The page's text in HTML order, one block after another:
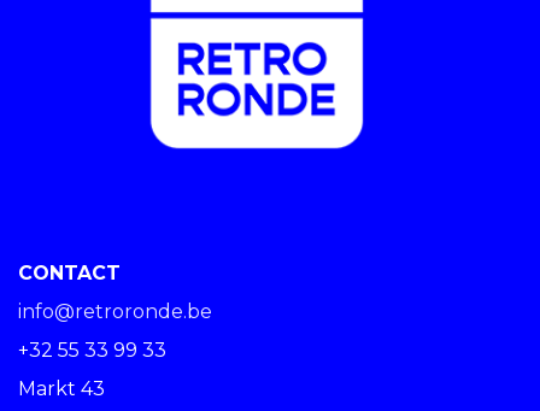
CONTACT
info@retroronde.be
+32 55 33 99 33
Markt 43